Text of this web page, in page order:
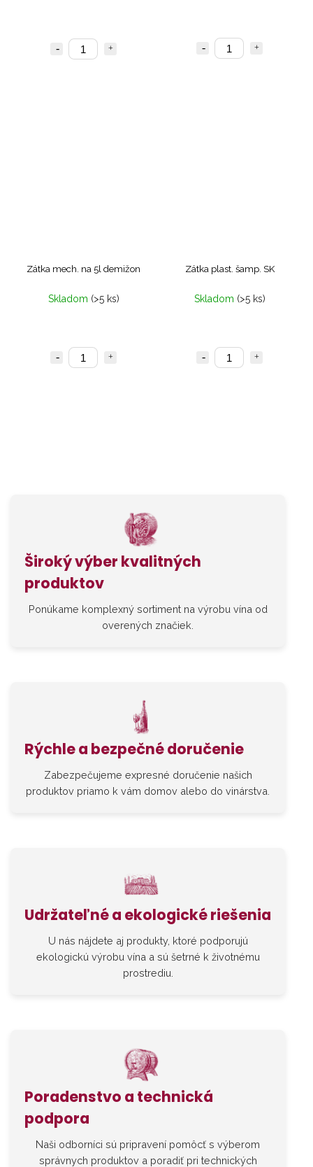
Zátka mech. na 5l demižon
Skladom (>5 ks)
Zátka plast. šamp. SK
Skladom (>5 ks)
Široký výber kvalitných
produktov
Ponúkame komplexný sortiment na výrobu vína od
overených značiek.
Rýchle a bezpečné doručenie
Zabezpečujeme expresné doručenie našich
produktov priamo k vám domov alebo do vinárstva.
Udržateľné a ekologické riešenia
U nás nájdete aj produkty, ktoré podporujú
ekologickú výrobu vína a sú šetrné k životnému
prostrediu.
Poradenstvo a technická
podpora
Naši odborníci sú pripravení pomôcť s výberom
správnych produktov a poradiť pri technických